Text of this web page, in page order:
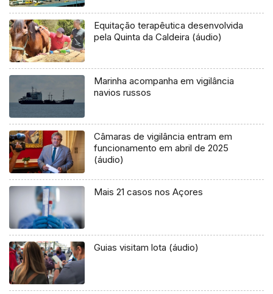
Equitação terapêutica desenvolvida
pela Quinta da Caldeira (áudio)
Marinha acompanha em vigilância
navios russos
Câmaras de vigilância entram em
funcionamento em abril de 2025
(áudio)
Mais 21 casos nos Açores
Guias visitam lota (áudio)